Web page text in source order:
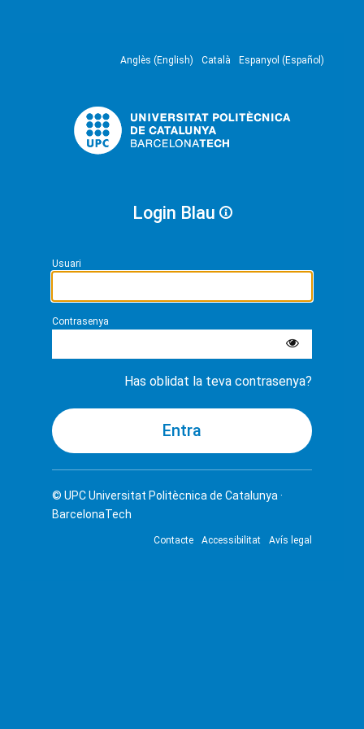
Anglès (English) Català Espanyol (Español)
Login Blau
Usuari
Contrasenya
Has oblidat la teva contrasenya?
© UPCUniversitat Politècnica de Catalunya ·
BarcelonaTech
Contacte Accessibilitat Avís legal